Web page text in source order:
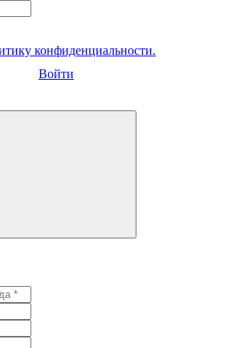
конфиденциальности.
Войти